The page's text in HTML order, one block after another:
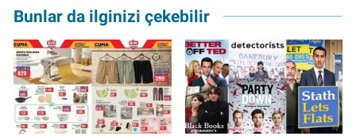
Bunlar da ilginizi çekebilir